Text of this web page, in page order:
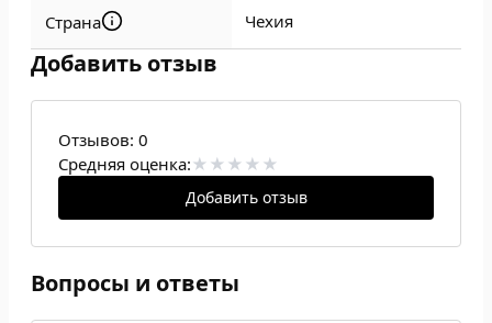
Страна Чехия
Добавить отзыв
Отзывов: 0
Средняя оценка:
Добавить отзыв
Вопросы и ответы